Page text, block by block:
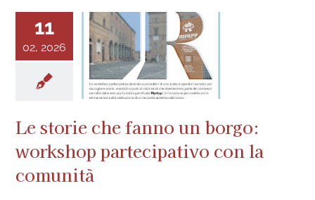
11
02, 2026
Le storie che fanno un borgo:
workshop partecipativo con la
comunità